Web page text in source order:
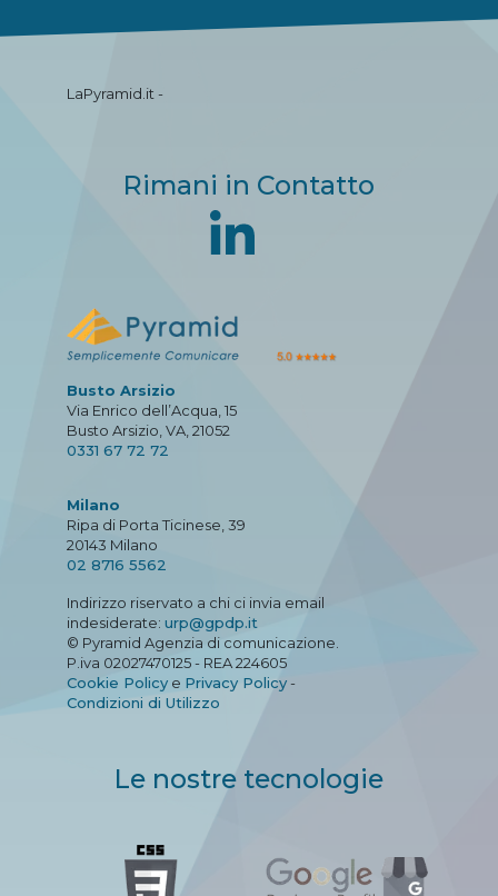
LaPyramid.it -
Rimani in Contatto
Busto Arsizio
Via Enrico dell’Acqua, 15
Busto Arsizio, VA, 21052
0331 67 72 72
Milano
Ripa di Porta Ticinese, 39
20143 Milano
02 8716 5562
Indirizzo riservato a chi ci invia email
indesiderate: urp@gpdp.it
© Pyramid Agenzia di comunicazione.
P.iva 02027470125 - REA 224605
Cookie Policy e Privacy Policy-
Condizioni di Utilizzo
Le nostre tecnologie